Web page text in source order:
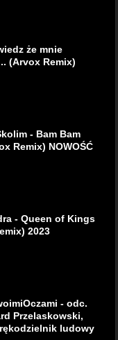
że mnie
(Arvox Remix)
- Bam Bam
Remix) NOWOŚĆ
- Queen of Kings
2023
- odc.
Przelaskowski,
ludowy